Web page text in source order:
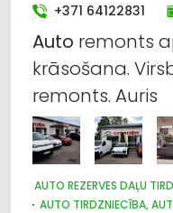
Auto gāze
Auto rezerves daļu
Auto riepu serviss
Auto
Auto vērtēšana
+371 64122831
Auto remonts
krāsošana.
remonts. Auris
AUTO REZERVES DAĻU
AUTO TIRDZNIECĪBA,